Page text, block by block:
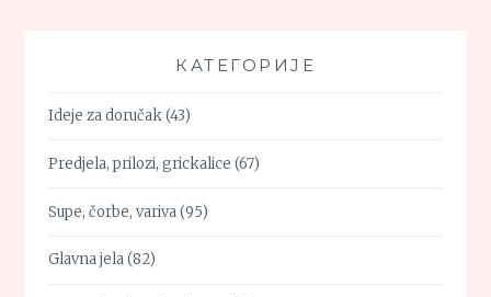
КАТЕГОРИЈЕ
Ideje za doručak(43)
Predjela, prilozi, grickalice (67)
Supe, čorbe, variva(95)
Glavna jela(82)